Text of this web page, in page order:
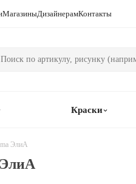
МагазиныДизайнерамКонтакты
Краски
ЭлиА